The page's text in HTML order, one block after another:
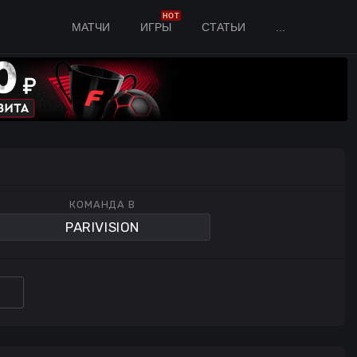
МАТЧИ ИГРЫ
HOT
СТАТЬИ
КОМАНДА B